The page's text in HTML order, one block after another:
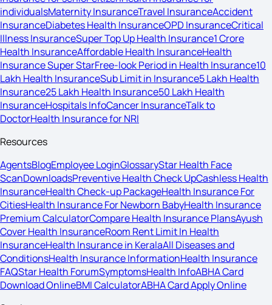
individualsMaternity InsuranceTravel InsuranceAccident
InsuranceDiabetes Health InsuranceOPD InsuranceCritical
Illness InsuranceSuper Top Up Health Insurance1 Crore
Health InsuranceAffordable Health InsuranceHealth
Insurance Super StarFree-look Period in Health Insurance10
Lakh Health InsuranceSub Limit in Insurance5 Lakh Health
Insurance25 Lakh Health Insurance50 Lakh Health
InsuranceHospitals InfoCancer InsuranceTalk to
DoctorHealth Insurance for NRI
Resources
AgentsBlogEmployee LoginGlossaryStar Health Face
ScanDownloadsPreventive Health Check UpCashless Health
InsuranceHealth Check-up PackageHealth Insurance For
CitiesHealth Insurance For Newborn BabyHealth Insurance
Premium CalculatorCompare Health Insurance PlansAyush
Cover Health InsuranceRoom Rent Limit In Health
InsuranceHealth Insurance in KeralaAll Diseases and
ConditionsHealth Insurance InformationHealth Insurance
FAQStar Health ForumSymptomsHealth InfoABHA Card
Download OnlineBMI CalculatorABHA Card Apply Online